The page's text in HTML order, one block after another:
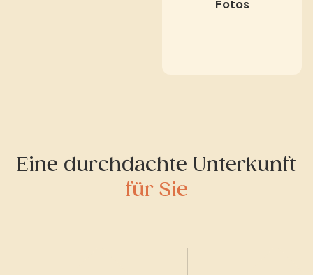
Fotos
Eine durchdachte Unterkunft
für Sie